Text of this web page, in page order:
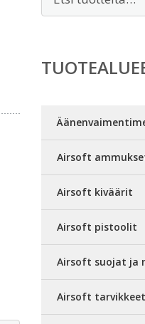
Airsoft
Airsoft kiväärit
Airsoft pistoolit
Airsoft suojat ja
Airsoft tarvikkeet